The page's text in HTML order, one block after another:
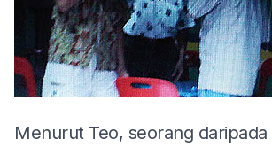
Menurut Teo, seorang